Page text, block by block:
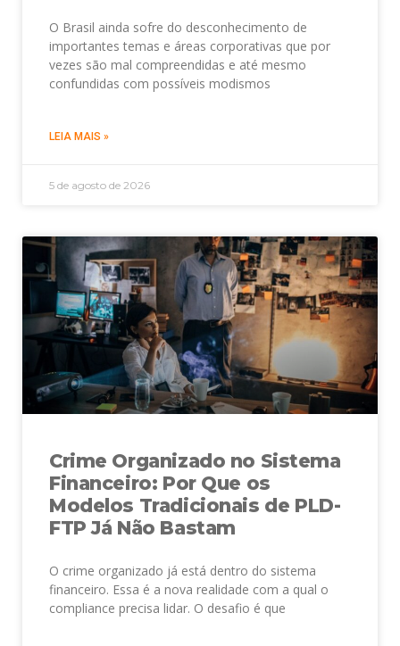
O Brasil ainda sofre do desconhecimento de
importantes temas e áreas corporativas que por
vezes são mal compreendidas e até mesmo
confundidas com possíveis modismos
LEIA MAIS »
5 de agosto de 2026
Crime Organizado no Sistema
Financeiro: Por Que os
Modelos Tradicionais de PLD-
FTP Já Não Bastam
O crime organizado já está dentro do sistema
financeiro. Essa é a nova realidade com a qual o
compliance precisa lidar. O desafio é que